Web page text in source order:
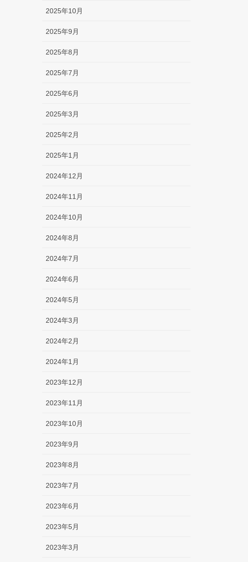
2025年10月
2025年9月
2025年8月
2025年7月
2025年6月
2025年3月
2025年2月
2025年1月
2024年12月
2024年11月
2024年10月
2024年8月
2024年7月
2024年6月
2024年5月
2024年3月
2024年2月
2024年1月
2023年12月
2023年11月
2023年10月
2023年9月
2023年8月
2023年7月
2023年6月
2023年5月
2023年3月